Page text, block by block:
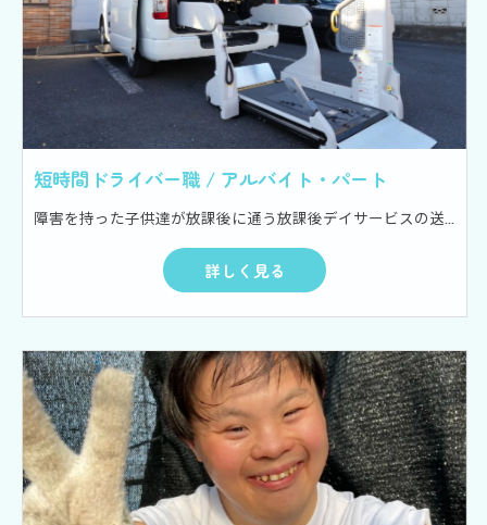
短時間ドライバー職 / アルバイト・パート
障害を持った子供達が放課後に通う放課後デイサービスの送迎ドライバー、もしくは大人の障がい者さんたちの施設で送迎業務を担当するドライバー。 【放課後等デイサービス】 平日の13：30 ～ 18：00の間で、子ども達が通う学校へお迎えに行き、車に乗せ施設へ連れてくる送迎のお仕事です。 状況に応じて、放課後デイの活動終了後に子供達を自宅まで送り届けるお仕事をお願いすることもあります。 【大人の障がい者施設】 平日の朝8：30 ～ 10：30、15：30 ～ 16：30くらいの時間帯で障がい者さんを施設へ送迎するお仕事です。
詳しく見る